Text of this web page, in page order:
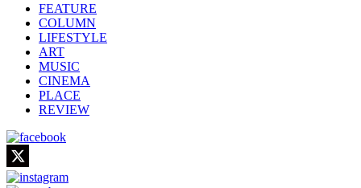
FEATURE
COLUMN
LIFESTYLE
ART
MUSIC
CINEMA
PLACE
REVIEW